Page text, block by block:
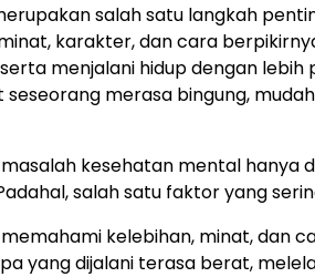
salah satu langkah
karakter, dan cara
menjalani hidup dengan
merasa bingung,
kesehatan mental hanya
salah satu faktor yang
kelebihan, minat, dan
yang dijalani terasa berat,